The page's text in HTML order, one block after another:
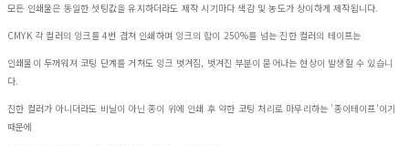
모든 인쇄물은 동일한 셋팅값을 유지하더라도 제작 시기마다 색감 및 농도가 상이하게 제작됩니다.
CMYK 각 컬러의 잉크를 4번 겹쳐 인쇄하며 잉크의 합이 250%를 넘는 진한 컬러의 테이프는
인쇄물이 두꺼워져 코팅 단계를 거쳐도 잉크 벗겨짐, 벗겨진 부분이 묻어나는 현상이 발생할 수 있습니
다.
진한 컬러가 아니더라도 비닐이 아닌 종이 위에 인쇄 후 약한 코팅 처리로 마무리하는 '종이테이프'이기
때문에